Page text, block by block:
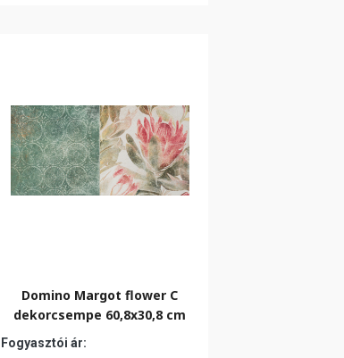
Domino Margot flower C
dekorcsempe 60,8x30,8 cm
Fogyasztói ár: